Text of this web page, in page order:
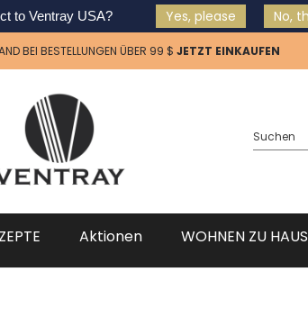
to Ventray USA? Yes, please No,
BEI BESTELLUNGEN ÜBER 99 $ JETZT EINKAUFEN
Aktionen WOHNEN ZU